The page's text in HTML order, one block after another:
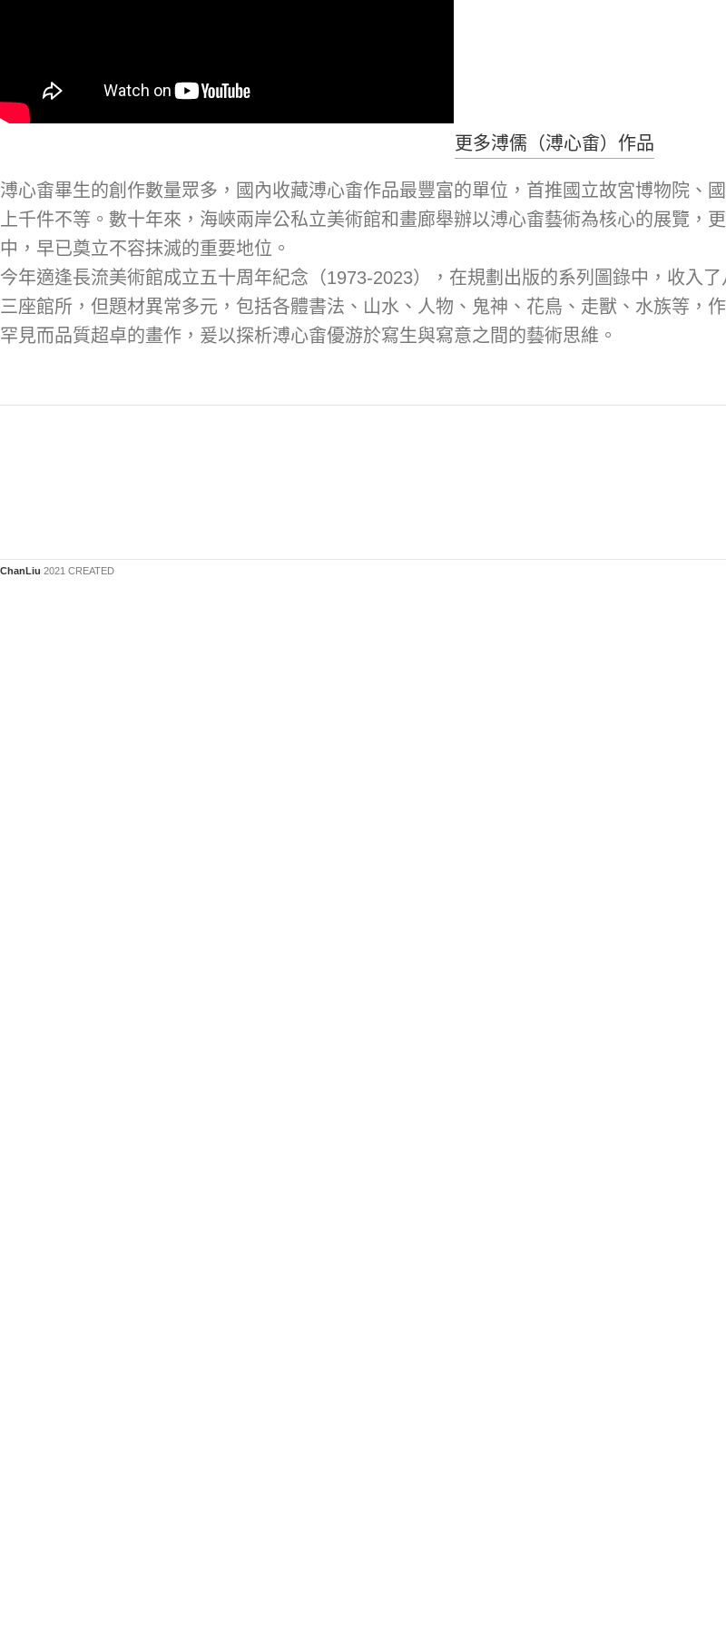
更多溥儒（溥心畬）作品
溥心畬畢生的創作數量眾多，國內收藏溥心畬作品最豐富的單位，首推國立故宮博物院、
上千件不等。數十年來，海峽兩岸公私立美術館和畫廊舉辦以溥心畬藝術為核心的展覽，
中，早已奠立不容抹滅的重要地位。
今年適逢長流美術館成立五十周年紀念（1973-2023），在規劃出版的系列圖錄中，收入
三座館所，但題材異常多元，包括各體書法、山水、人物、鬼神、花鳥、走獸、水族等，
罕見而品質超卓的畫作，爰以探析溥心畬優游於寫生與寫意之間的藝術思維。
ChanLiu 2021 CREATED